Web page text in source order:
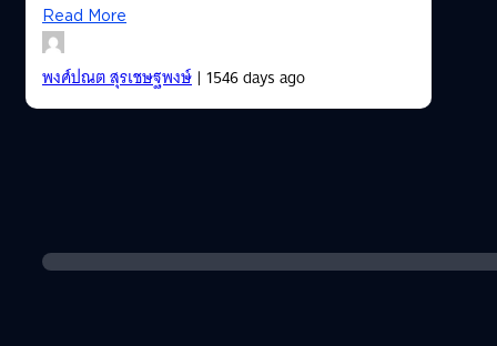
Read More
พงศ์ปณต สุรเชษฐพงษ์| 1546 days ago